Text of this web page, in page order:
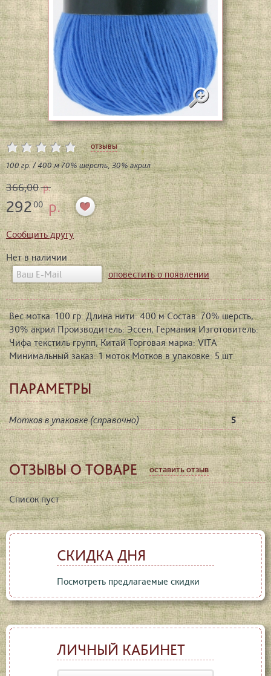
отзывы
100 гр. / 400 м 70% шерсть, 30% акрил
366,00р.
29200р.
Сообщить другу
Нет в наличии
оповестить о появлении
Вес мотка: 100 гр. Длина нити: 400 м Состав: 70% шерсть,
30% акрил Производитель: Эссен, Германия Изготовитель:
Чифа текстиль групп, Китай Торговая марка: VITA
Минимальный заказ: 1 моток Мотков в упаковке: 5 шт.
ПАРАМЕТРЫ
Мотков в упаковке (справочно) 5
ОТЗЫВЫ О ТОВАРЕ оставить отзыв
Список пуст
СКИДКА ДНЯ
Посмотреть предлагаемые скидки
ЛИЧНЫЙ КАБИНЕТ